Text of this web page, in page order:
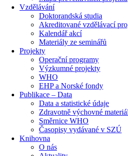
Vzdělávání
Doktorandská studia
Akreditované vzdělávací
Kalendář akcí
Materiály ze seminářů
Projekty
Operační programy
Výzkumné projekty
WHO
EHP a Norské fondy
Publikace – Data
Data a statistické údaje
Zdravotně výchovné
Směrnice WHO
Časopisy vydávané v SZÚ
Knihovna
O nás